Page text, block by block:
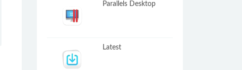
Parallels Desktop
Latest